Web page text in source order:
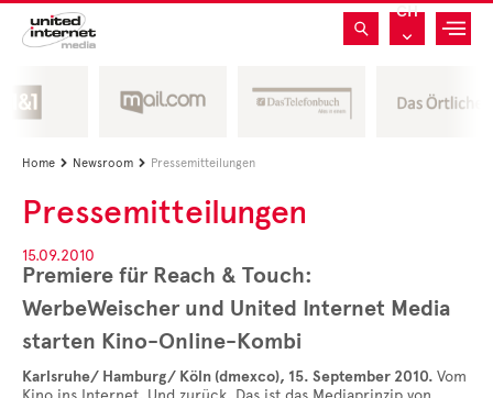
CH
Home  Newsroom  Pressemitteilungen
Pressemitteilungen
15.09.2010
Premiere für Reach & Touch:
WerbeWeischer und United Internet Media
starten Kino-Online-Kombi
Karlsruhe/ Hamburg/ Köln (dmexco), 15. September 2010. Vom